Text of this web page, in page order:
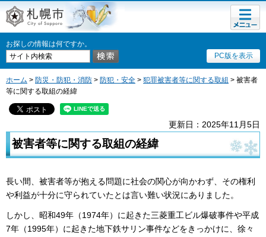
札幌市
お探しの情報は何ですか。
PC版を表示
メニュ
ー
ホーム > 防災・防犯・消防 > 防犯・安全 > 犯罪被害者等に関する取組 > 被害者
等に関する取組の経緯
更新日：2025年11月5日
被害者等に関する取組の経緯
長い間、被害者等が抱える問題に社会の関心が向かわず、その権利
や利益が十分に守られていたとは言い難い状況にありました。
しかし、昭和49年（1974年）に起きた三菱重工ビル爆破事件や平成
7年（1995年）に起きた地下鉄サリン事件などをきっかけに、徐々